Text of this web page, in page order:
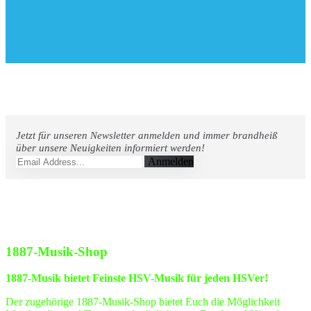
Jetzt für unseren Newsletter anmelden und immer brandheiß
über unsere Neuigkeiten informiert werden!
Anmelden
1887-Musik-Shop
1887-Musik bietet Feinste HSV-Musik für jeden HSVer!
Der zugehörige 1887-Musik-Shop bietet Euch die Möglichkeit